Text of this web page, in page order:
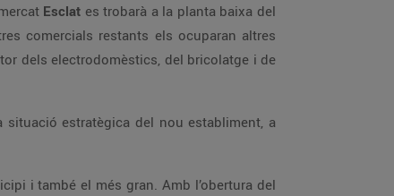
Esclat es trobarà a la planta baixa del
comercials restants els ocuparan altres
dels electrodomèstics, del bricolatge i de
situació estratègica del nou establiment, a
i també el més gran. Amb l’obertura del